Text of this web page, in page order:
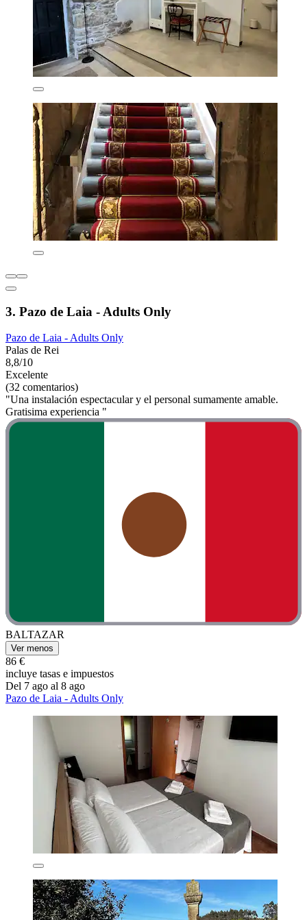
3. Pazo de Laia - Adults Only
Pazo de Laia - Adults Only
Palas de Rei
8,8/10
Excelente
(32 comentarios)
"Una instalación espectacular y el personal sumamente amable.
Gratisima experiencia "
BALTAZAR
Ver menos
86 €
incluye tasas e impuestos
Del 7 ago al 8 ago
Pazo de Laia - Adults Only